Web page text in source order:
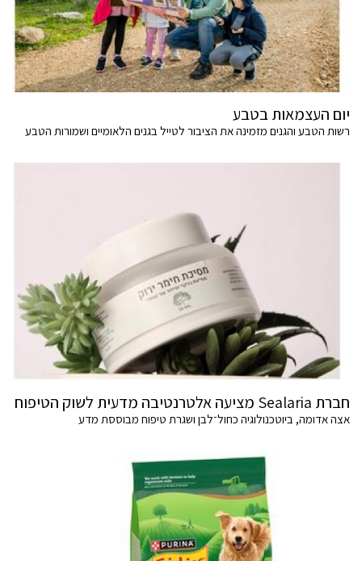
יום העצמאות בטבע
רשות הטבע והגנים מזמינה את הציבור לטייל בגנים הלאומיים ושמורות הטבע
חברת Sealaria מציעה אלטרנטיבה מדעית לשוק הטיפוח
אצה אדומה, ביוטכנולוגיה כחול־לבן ושגרת טיפוח מבוססת מדע